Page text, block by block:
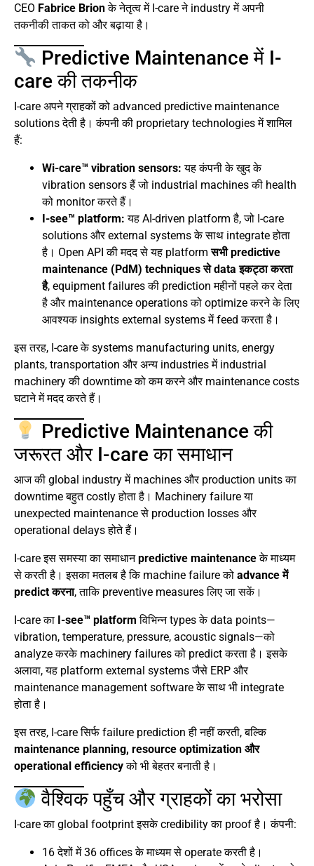
CEO Fabrice Brionके नेतृत्व में I-care ने industry में अपनी
तकनीकी ताकत को और बढ़ाया है।
Predictive Maintenance में I-
care की तकनीक
I-care अपने ग्राहकों को advanced predictive maintenance
solutions देती है। कंपनी की proprietary technologies में शामिल
हैं:
Wi-care™ vibration sensors: यह कंपनी के खुद के
vibration sensors हैं जो industrial machines की health
को monitor करते हैं।
I-see™ platform: यह AI-driven platform है, जो I-care
solutions और external systems के साथ integrate होता
है। Open API की मदद से यह platformसभी predictive
maintenance (PdM) techniques से data इकट्ठा करता
है, equipment failures की prediction महीनों पहले कर देता
है और maintenance operations को optimize करने के लिए
आवश्यक insights external systems में feed करता है।
इस तरह, I-care के systems manufacturing units, energy
plants, transportation और अन्य industries में industrial
machinery की downtime को कम करने और maintenance costs
घटाने में मदद करते हैं।
Predictive Maintenance की
जरूरत और I-care का समाधान
आज की global industry में machines और production units का
downtime बहुत costly होता है। Machinery failure या
unexpected maintenance से production losses और
operational delays होते हैं।
I-care इस समस्या का समाधानpredictive maintenanceके माध्यम
से करती है। इसका मतलब है कि machine failure को advance में
predict करना, ताकि preventive measures लिए जा सकें।
I-care का I-see™ platform विभिन्न types के data points—
vibration, temperature, pressure, acoustic signals—को
analyze करके machinery failures को predict करता है। इसके
अलावा, यह platform external systems जैसे ERP और
maintenance management software के साथ भी integrate
होता है।
इस तरह, I-care सिर्फ failure prediction ही नहीं करती, बल्कि
maintenance planning, resource optimization और
operational efficiencyको भी बेहतर बनाती है।
वैश्विक पहुँच और ग्राहकों का भरोसा
I-care का global footprint इसके credibility का proof है। कंपनी:
16 देशों में 36 offices के माध्यम से operate करती है।